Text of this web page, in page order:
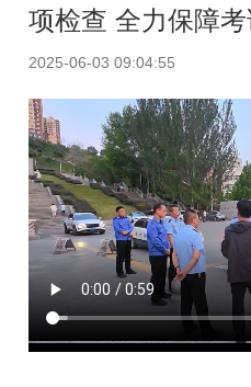
项检查 全力保障
2025-06-03 09:04:55